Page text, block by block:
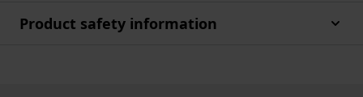
Product safety information